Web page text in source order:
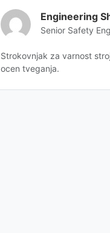
Engineering
Senior Safety
Strokovnjak za varnost
ocen tveganja.